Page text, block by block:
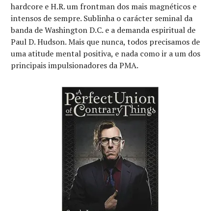
hardcore e H.R. um frontman dos mais magnéticos e
intensos de sempre. Sublinha o carácter seminal da
banda de Washington D.C. e a demanda espiritual de
Paul D. Hudson. Mais que nunca, todos precisamos de
uma atitude mental positiva, e nada como ir a um dos
principais impulsionadores da PMA.